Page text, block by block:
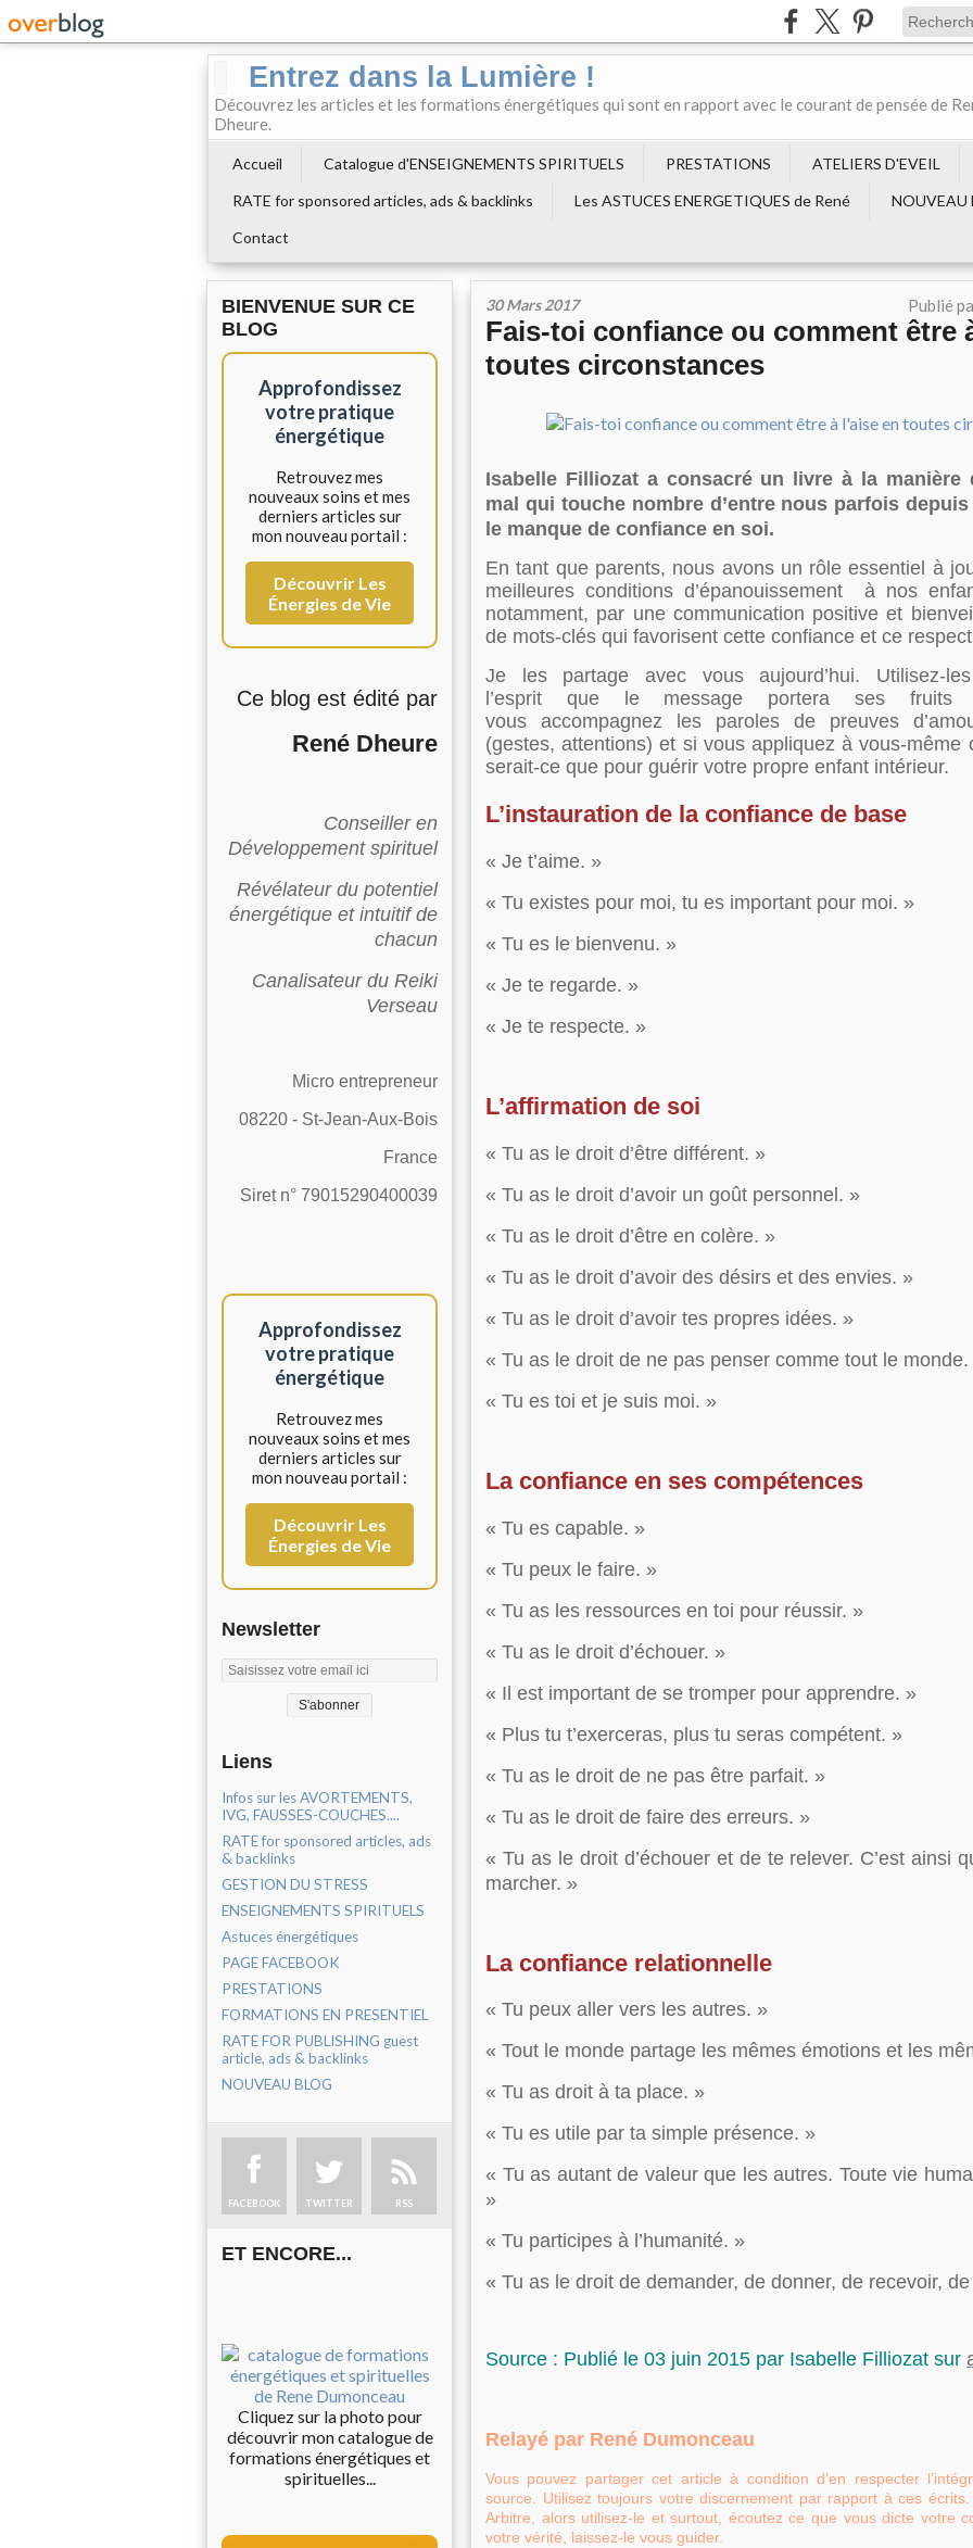
Entrez dans la Lumière !
Découvrez les articles et les formations énergétiques qui sont en rapport avec le courant de pensée de
Dheure.
Accueil Catalogue d'ENSEIGNEMENTS SPIRITUELS PRESTATIONS
ATELIERS D'EVEIL
RATE for sponsored articles, ads & backlinks
Les ASTUCES ENERGETIQUES de René
NOUVEAU
Contact
BIENVENUE SUR CE
BLOG
Approfondissez
votre pratique
énergétique
Retrouvez mes
nouveaux soins et mes
derniers articles sur
mon nouveau portail :
Découvrir Les
Énergies de Vie
Ce blog est édité par
René Dheure
Conseiller en
Développement spirituel
Révélateur du potentiel
énergétique et intuitif de
chacun
Canalisateur du Reiki
Verseau
Micro entrepreneur
08220 - St-Jean-Aux-Bois
France
Siret n° 79015290400039
Approfondissez
votre pratique
énergétique
Retrouvez mes
nouveaux soins et mes
derniers articles sur
mon nouveau portail :
Découvrir Les
Énergies de Vie
Newsletter
Liens
Infos sur les AVORTEMENTS,
IVG, FAUSSES-COUCHES....
RATE for sponsored articles, ads
& backlinks
GESTION DU STRESS
ENSEIGNEMENTS SPIRITUELS
Astuces énergétiques
PAGE FACEBOOK
PRESTATIONS
FORMATIONS EN PRESENTIEL
RATE FOR PUBLISHING guest
article, ads & backlinks
NOUVEAU BLOG
FACEBOOK TWITTER RSS
ET ENCORE...
Cliquez sur la photo pour
découvrir mon catalogue de
formations énergétiques et
spirituelles...
30 Mars 2017 Publié
Fais-toi confiance ou comment être
toutes circonstances
Isabelle Filliozat a consacré un livre à la manière
mal qui touche nombre d’entre nous parfois
le manque de confiance en soi.
En tant que parents, nous avons un rôle essentiel à
meilleures conditions d’épanouissement à nos
notamment, par une communication positive et
de mots-clés qui favorisent cette confiance et ce
Je les partage avec vous aujourd’hui. Utilisez-
l’esprit que le message portera ses fruits
vous accompagnez les paroles de preuves
(gestes, attentions) et si vous appliquez à vous-même
serait-ce que pour guérir votre propre enfant intérieur.
L’instauration de la confiance de base
« Je t’aime. »
« Tu existes pour moi, tu es important pour moi. »
« Tu es le bienvenu. »
« Je te regarde. »
« Je te respecte. »
L’affirmation de soi
« Tu as le droit d’être différent. »
« Tu as le droit d’avoir un goût personnel. »
« Tu as le droit d’être en colère. »
« Tu as le droit d’avoir des désirs et des envies. »
« Tu as le droit d’avoir tes propres idées. »
« Tu as le droit de ne pas penser comme tout le monde.
« Tu es toi et je suis moi. »
La confiance en ses compétences
« Tu es capable. »
« Tu peux le faire. »
« Tu as les ressources en toi pour réussir. »
« Tu as le droit d’échouer. »
« Il est important de se tromper pour apprendre. »
« Plus tu t’exerceras, plus tu seras compétent. »
« Tu as le droit de ne pas être parfait. »
« Tu as le droit de faire des erreurs. »
« Tu as le droit d’échouer et de te relever. C’est ainsi
marcher. »
La confiance relationnelle
« Tu peux aller vers les autres. »
« Tout le monde partage les mêmes émotions et les
« Tu as droit à ta place. »
« Tu es utile par ta simple présence. »
« Tu as autant de valeur que les autres. Toute vie
»
« Tu participes à l’humanité. »
« Tu as le droit de demander, de donner, de recevoir,
Source : Publié le 03 juin 2015 par Isabelle Filliozat sur
Relayé par René Dumonceau
Vous pouvez partager cet article à condition d’en respecter
source. Utilisez toujours votre discernement par rapport à ces
Arbitre, alors utilisez-le et surtout, écoutez ce que vous dicte votre
votre vérité, laissez-le vous guider.